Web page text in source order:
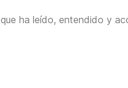
ha leído, entendido y